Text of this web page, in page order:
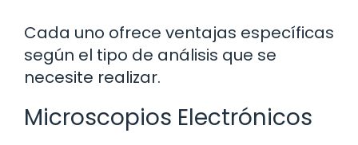
Cada uno ofrece ventajas específicas
según el tipo de análisis que se
necesite realizar.
Microscopios Electrónicos